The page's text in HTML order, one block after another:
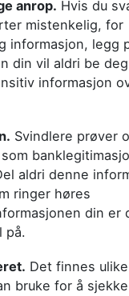
anrop. Hvis du
mistenkelig, for
informasjon, legg
din vil aldri be
informasjon
Svindlere prøver
aldri denne
ringer høres
din er
på.
Det finnes ulike
bruke for å